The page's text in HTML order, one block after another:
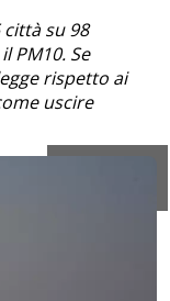
città su 98
PM10. Se
rispetto ai
uscire